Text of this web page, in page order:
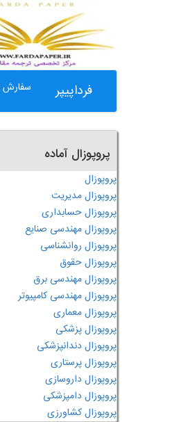
فرداپیپر
پروپوزال آماده
پروپوزال
پروپوزال مدیریت
پروپوزال حسابداری
پروپوزال مهندسی صنایع
پروپوزال روانشناسی
پروپوزال حقوق
پروپوزال مهندسی برق
پروپوزال مهندسی کامپیوتر
پروپوزال معماری
پروپوزال پزشکی
پروپوزال دندانپزشکی
پروپوزال پرستاری
پروپوزال داروسازی
پروپوزال دامپزشکی
پروپوزال کشاورزی